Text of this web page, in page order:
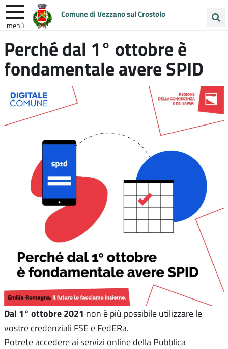
Comune di Vezzano sul Crostolo
menù
nel
sito
ENTRA IN COMUNE VIVI VEZZANO
UNIONE COLLINE MATILDICHE
Perché dal 1° ottobre è
fondamentale avere SPID
Dal 1° ottobre 2021 non è più possibile utilizzare le
vostre credenziali FSE e FedERa.
Potrete accedere ai servizi online della Pubblica